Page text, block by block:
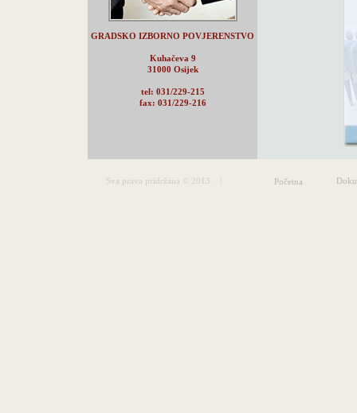
GRADSKO IZBORNO POVJERENSTVO
Kuhačeva 9
31000 Osijek
tel: 031/229-215
fax: 031/229-216
Sva prava pridržana © 2013. | Početna